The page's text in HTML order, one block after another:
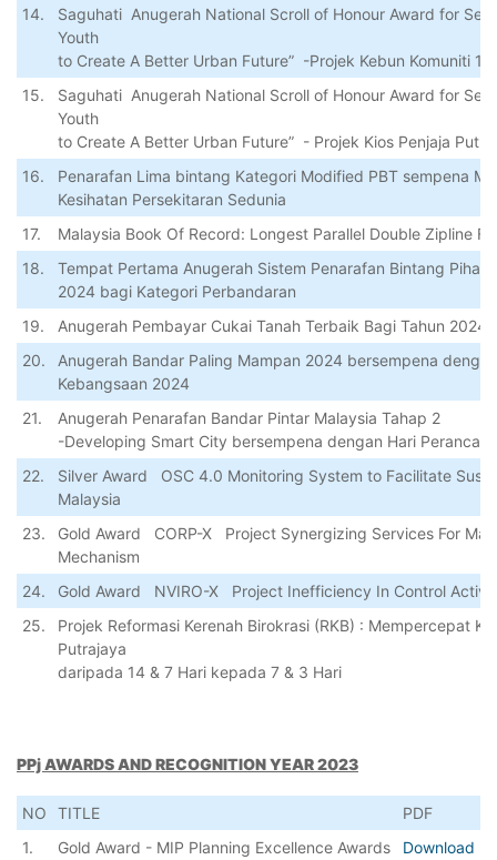
14.
Saguhati Anugerah National Scroll of Honour Award for
Youth
to Create A Better Urban Future” -Projek Kebun Komuniti 1
15.
Saguhati Anugerah National Scroll of Honour Award for
Youth
to Create A Better Urban Future” - Projek Kios Penjaja
16.
Penarafan Lima bintang Kategori Modified PBT sempena
Kesihatan Persekitaran Sedunia
17.
Malaysia Book Of Record: Longest Parallel Double Zipline
18.
Tempat Pertama Anugerah Sistem Penarafan Bintang Pihak
2024 bagi Kategori Perbandaran
19.
Anugerah Pembayar Cukai Tanah Terbaik Bagi Tahun 2024
20.
Anugerah Bandar Paling Mampan 2024 bersempena
Kebangsaan 2024
21.
Anugerah Penarafan Bandar Pintar Malaysia Tahap 2
-Developing Smart City bersempena dengan Hari
22.
Silver Award OSC 4.0 Monitoring System to Facilitate
Malaysia
23.
Gold Award CORP-X Project Synergizing Services For
Mechanism
24.
Gold Award NVIRO-X Project Inefficiency In Control
25.
Projek Reformasi Kerenah Birokrasi (RKB) : Mempercepat
Putrajaya
daripada 14 & 7 Hari kepada 7 & 3 Hari
PPj AWARDS AND RECOGNITION YEAR 2023
NO TITLE
PDF
1.
Gold Award - MIP Planning Excellence Awards
Download